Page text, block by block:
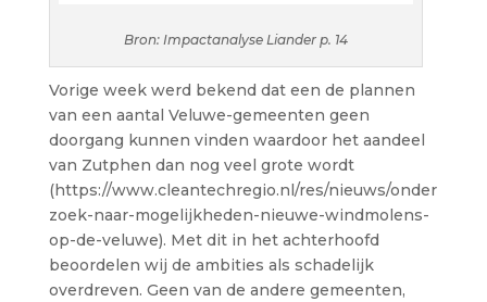
Bron: Impactanalyse Liander p. 14
Vorige week werd bekend dat een de plannen
van een aantal Veluwe-gemeenten geen
doorgang kunnen vinden waardoor het aandeel
van Zutphen dan nog veel grote wordt
(https://www.cleantechregio.nl/res/nieuws/onder
zoek-naar-mogelijkheden-nieuwe-windmolens-
op-de-veluwe). Met dit in het achterhoofd
beoordelen wij de ambities als schadelijk
overdreven. Geen van de andere gemeenten,